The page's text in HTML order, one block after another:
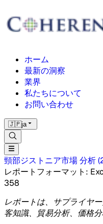
ホーム
最新の洞察
業界
私たちについて
お問い合わせ
🇯🇵ja
頸部ジストニア市場分析(
レポートフォーマット :
358
レポートは、サプライヤ
客知識、貿易分析、価格分